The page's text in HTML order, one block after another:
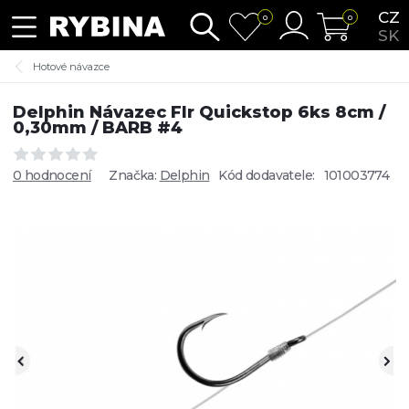
CZ
SK
0 0
Hotové návazce
Delphin Návazec Flr Quickstop 6ks 8cm /
0,30mm / BARB #4
0 hodnocení Značka: Delphin Kód dodavatele: 101003774